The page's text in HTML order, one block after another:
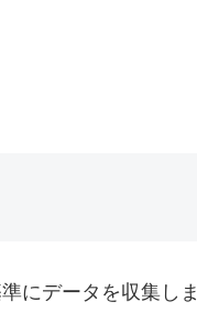
にデータを収集しま